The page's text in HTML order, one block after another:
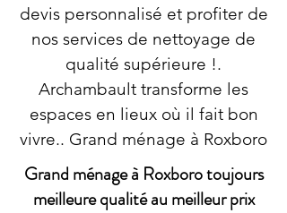
devis personnalisé et profiter de
nos services de nettoyage de
qualité supérieure !.
Archambault transforme les
espaces en lieux où il fait bon
vivre.. Grand ménage à Roxboro
Grand ménage à Roxboro toujours
meilleure qualité au meilleur prix